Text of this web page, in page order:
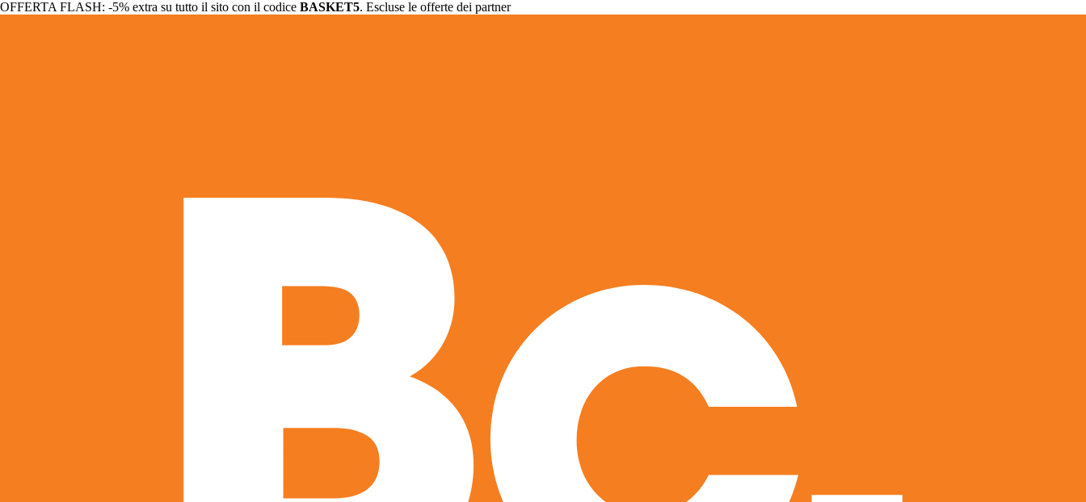
OFFERTA FLASH: -5% extra su tutto il sito con il codice BASKET5. Escluse le offerte dei partner